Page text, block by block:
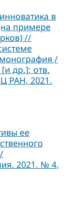
в
примере
//
/
др.]; отв.
РАН, 2021.
ее
2021. № 4,